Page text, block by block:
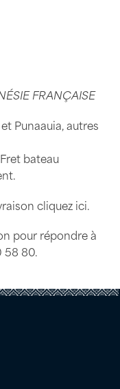
FRANÇAISE
Punaauia, autres
bateau
cliquez ici.
pour répondre à
58 80.